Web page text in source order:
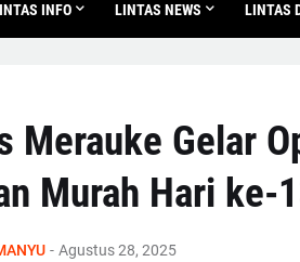
INFO LINTAS NEWS LINTAS
Merauke Gelar
Murah Hari ke-
- Agustus 28, 2025